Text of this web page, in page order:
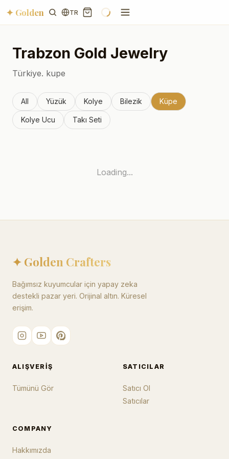
✦ Golden TR
Trabzon Gold Jewelry
Türkiye. kupe
All Yüzük Kolye Bilezik Küpe
Kolye Ucu Takı Seti
Loading...
✦ Golden Crafters
Bağımsız kuyumcular için yapay zeka
destekli pazar yeri. Orijinal altın. Küresel
erişim.
ALIŞVERIŞ
Tümünü Gör
SATICILAR
Satıcı Ol
Satıcılar
COMPANY
Hakkımızda